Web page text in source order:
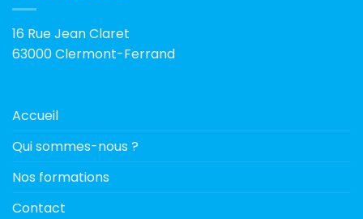
16 Rue Jean Claret
63000 Clermont-Ferrand
Accueil
Qui sommes-nous ?
Nos formations
Contact